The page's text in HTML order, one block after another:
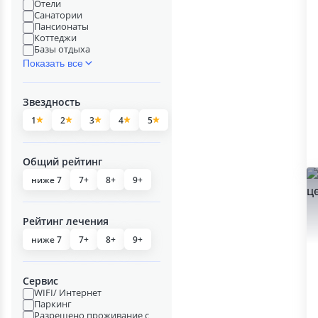
Отели
Санатории
Пансионаты
Коттеджи
Базы отдыха
Показать все
Звездность
1 2 3 4 5
Общий рейтинг
ниже 7 7+ 8+ 9+
Рейтинг лечения
ниже 7 7+ 8+ 9+
Сервис
WIFI/ Интернет
Паркинг
Разрешено проживание с